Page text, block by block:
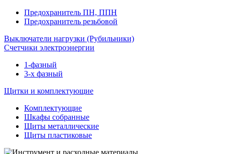
Предохранитель ПН, ППН
Предохранитель резьбовой
Выключатели нагрузки (Рубильники)
Счетчики электроэнергии
1-фазный
3-х фазный
Щитки и комплектующие
Комплектующие
Шкафы собранные
Щиты металлические
Щиты пластиковые